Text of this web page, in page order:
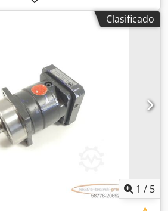
entrega según fotos Dedpfoy S
Clasificado
1 / 5